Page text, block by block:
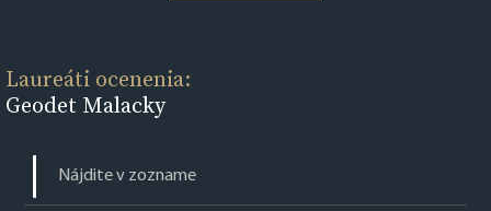
Laureáti ocenenia:
Geodet Malacky